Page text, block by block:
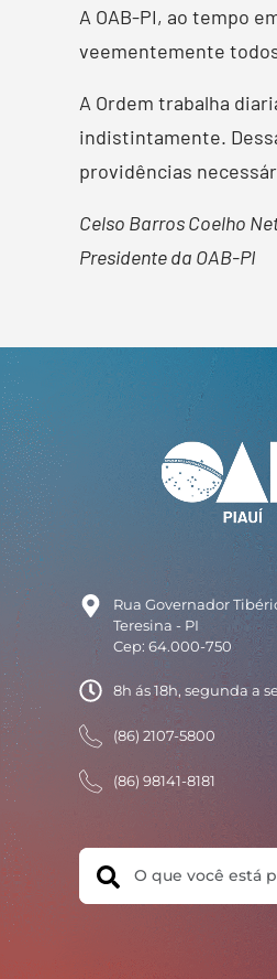
A OAB-PI, ao tempo
veementemente
A Ordem trabalha
indistintamente.
providências
Celso Barros Coelho
Presidente da OAB-PI
Rua Governador
Teresina - PI
Cep: 64.000-750
8h ás 18h, segunda a
(86) 2107-5800
(86) 98141-8181
Search